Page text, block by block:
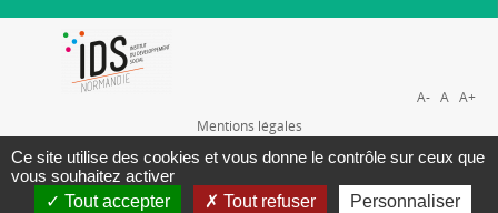
Mentions légales
Plan du site
Nous contacter
A- A A+
Ce site utilise des cookies et vous donne le contrôle sur ceux que
vous souhaitez activer
Tout accepter
Tout refuser Personnaliser